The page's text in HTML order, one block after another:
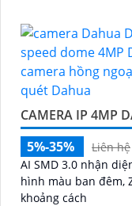
CAMERA IP 4MP
5%-35%
Liên hệ
AI SMD 3.0 nhận
hình màu ban đêm,
khoảng cách